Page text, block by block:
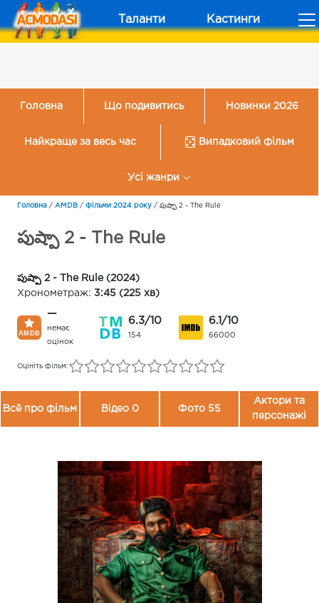
Таланти Кастинги
Головна Що подивитись Новинки 2026
Найкраще за весь час Випадковий фільм
Усі жанри
Головна / AMDB / Фільми 2024 року / పుష్పా 2 - The Rule
పుష్పా 2 - The Rule
పుష్పా 2 - The Rule (2024)
Хронометраж: 3:45 (225 хв)
—
немає
оцінок
6.3/10
154
6.1/10
66000
Оцініть фільм:
Всё про фільм Відео 0 Фото 55
Актори та
персонажі